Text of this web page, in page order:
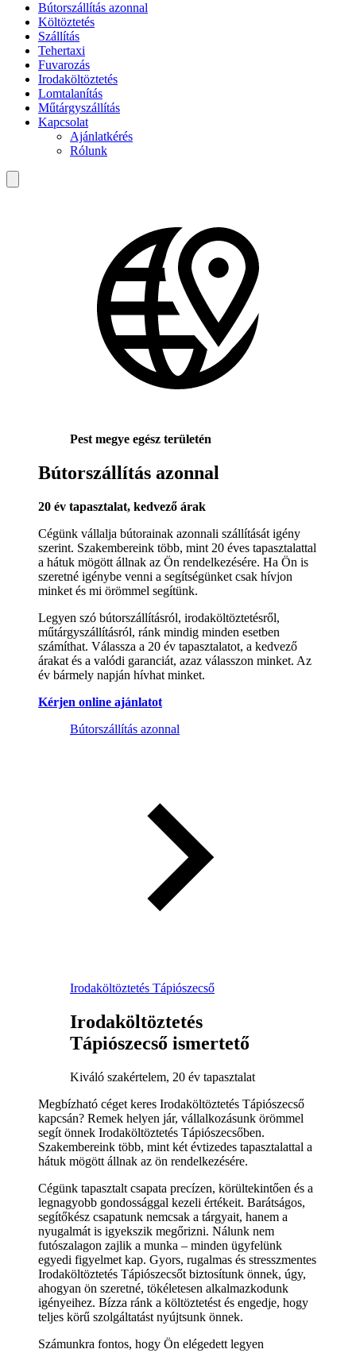
Bútorszállítás azonnal
Költöztetés
Szállítás
Tehertaxi
Fuvarozás
Irodaköltöztetés
Lomtalanítás
Műtárgyszállítás
Kapcsolat
Ajánlatkérés
Rólunk
Pest megye egész területén
Bútorszállítás azonnal
20 év tapasztalat, kedvező árak
Cégünk vállalja bútorainak azonnali szállítását igény
szerint. Szakembereink több, mint 20 éves tapasztalattal
a hátuk mögött állnak az Ön rendelkezésére. Ha Ön is
szeretné igénybe venni a segítségünket csak hívjon
minket és mi örömmel segítünk.
Legyen szó bútorszállításról, irodaköltöztetésről,
műtárgyszállításról, ránk mindig minden esetben
számíthat. Válassza a 20 év tapasztalatot, a kedvező
árakat és a valódi garanciát, azaz válasszon minket. Az
év bármely napján hívhat minket.
Kérjen online ajánlatot
Bútorszállítás azonnal
Irodaköltöztetés Tápiószecső
Irodaköltöztetés
Tápiószecső ismertető
Kiváló szakértelem, 20 év tapasztalat
Megbízható céget keres Irodaköltöztetés Tápiószecső
kapcsán? Remek helyen jár, vállalkozásunk örömmel
segít önnek Irodaköltöztetés Tápiószecsőben.
Szakembereink több, mint két évtizedes tapasztalattal a
hátuk mögött állnak az ön rendelkezésére.
Cégünk tapasztalt csapata precízen, körültekintően és a
legnagyobb gondossággal kezeli értékeit. Barátságos,
segítőkész csapatunk nemcsak a tárgyait, hanem a
nyugalmát is igyekszik megőrizni. Nálunk nem
futószalagon zajlik a munka – minden ügyfelünk
egyedi figyelmet kap. Gyors, rugalmas és stresszmentes
Irodaköltöztetés Tápiószecsőt biztosítunk önnek, úgy,
ahogyan ön szeretné, tökéletesen alkalmazkodunk
igényeihez. Bízza ránk a költöztetést és engedje, hogy
teljes körű szolgáltatást nyújtsunk önnek.
Számunkra fontos, hogy Ön elégedett legyen